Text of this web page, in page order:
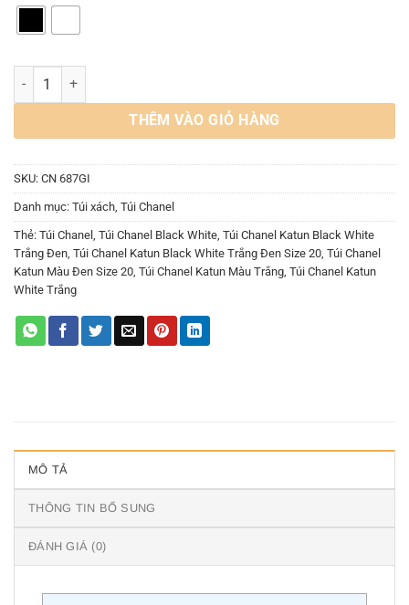
Túi Chanel Katun Black White Trắng Đen Size 20 số lượng
THÊM VÀO GIỎ HÀNG
SKU: CN 687GI
Danh mục: Túi xách, Túi Chanel
Thẻ: Túi Chanel , Túi Chanel Black White, Túi Chanel Katun Black White
Trắng Đen, Túi Chanel Katun Black White Trắng Đen Size 20, Túi Chanel
Katun Màu Đen Size 20, Túi Chanel Katun Màu Trắng, Túi Chanel Katun
White Trắng
MÔ TẢ
THÔNG TIN BỔ SUNG
ĐÁNH GIÁ (0)